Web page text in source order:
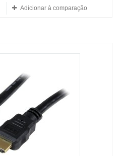
Adicionar à comparação